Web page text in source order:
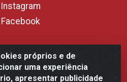
próprios e de
uma experiência
apresentar publicidade
Instagram
Facebook
Alimentos LTDA - Avenida
Fortaleza/CE - CEP